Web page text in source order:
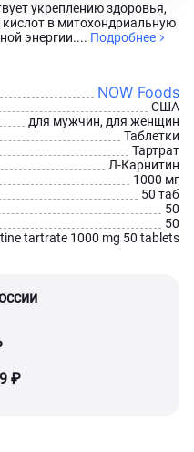
укреплению здоровья,
в митохондриальную
энергии.... Подробнее
NOW Foods
США
для мужчин, для женщин
Таблетки
Тартрат
Л-Карнитин
1000 мг
50 таб
50
50
tartrate 1000 mg 50 tablets
₽